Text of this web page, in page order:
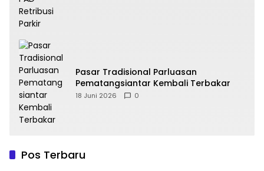
Pasar Tradisional Parluasan
Pematangsiantar Kembali Terbakar
18 Juni 2026 0
Pos Terbaru